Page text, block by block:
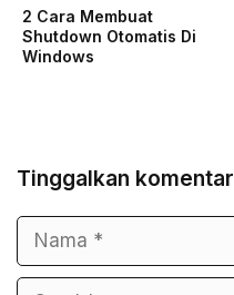
2 Cara Membuat
Shutdown Otomatis Di
Windows
Tinggalkan komentar
Nama
Surel